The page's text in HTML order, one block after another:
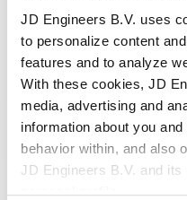
JD Engineers B.V. uses
to personalize content
features and to analyze
With these cookies, JD
media, advertising and
information about you
behavior within, and also
JD Engineers B.V. and
personal profile.
LSU